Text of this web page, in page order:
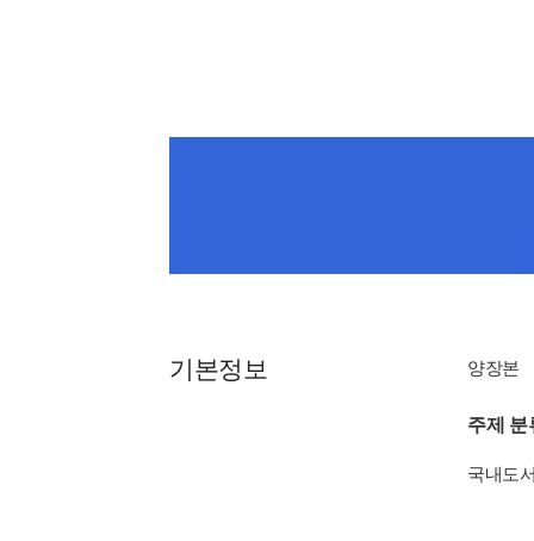
기본정보 양장본
주제 분
국내도